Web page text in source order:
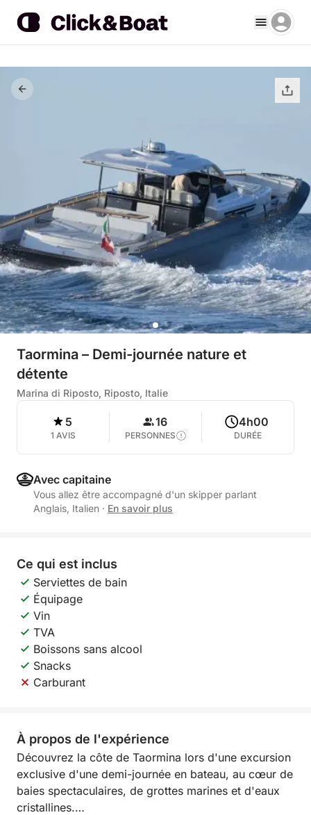
Taormina – Demi-journée nature et
détente
Marina di Riposto, Riposto, Italie
5
1 AVIS
16
PERSONNES
4h00
DURÉE
Avec capitaine
Vous allez être accompagné d'un skipper parlant
Anglais, Italien · En savoir plus
Ce qui est inclus
Serviettes de bain
Équipage
Vin
TVA
Boissons sans alcool
Snacks
Carburant
À propos de l'expérience
Découvrez la côte de Taormina lors d'une excursion
exclusive d'une demi-journée en bateau, au cœur de
baies spectaculaires, de grottes marines et d'eaux
cristallines.